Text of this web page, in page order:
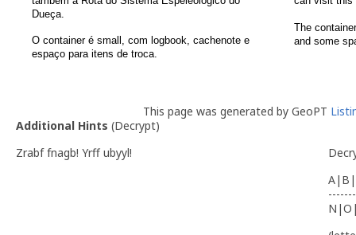
Dueça.
O container é small, com logbook, cachenote e
espaço para itens de troca.
The
and some
This page was generated by GeoPT
Additional Hints (Decrypt)
Zrabf fnagb! Yrff ubyyl!